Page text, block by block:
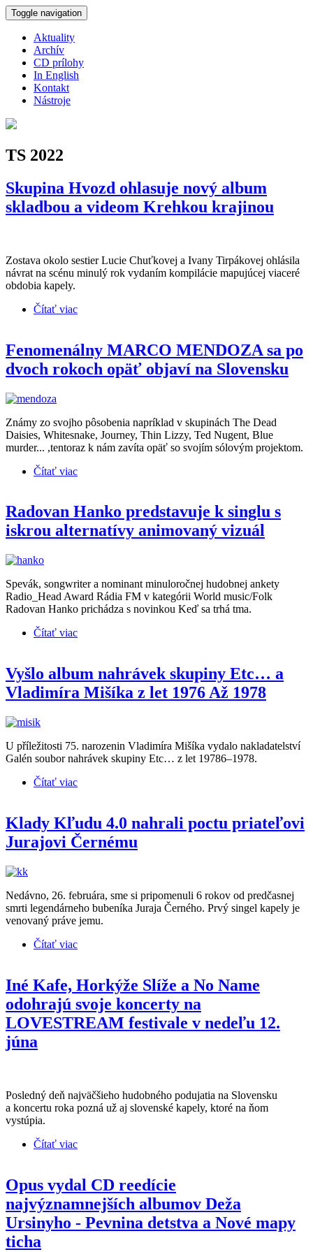
Skočiť na hlavný obsah
Toggle navigation
Aktuality
Archív
CD prílohy
In English
Kontakt
Nástroje
TS 2022
Skupina Hvozd ohlasuje nový album
skladbou a videom Krehkou krajinou
Zostava okolo sestier Lucie Chuťkovej a Ivany Tirpákovej ohlásila
návrat na scénu minulý rok vydaním kompilácie mapujúcej viaceré
obdobia kapely.
Čítať viac
Fenomenálny MARCO MENDOZA sa po
dvoch rokoch opäť objaví na Slovensku
Známy zo svojho pôsobenia napríklad v skupinách The Dead
Daisies, Whitesnake, Journey, Thin Lizzy, Ted Nugent, Blue
murder... ,tentoraz k nám zavíta opäť so svojím sólovým projektom.
Čítať viac
Radovan Hanko predstavuje k singlu s
iskrou alternatívy animovaný vizuál
Spevák, songwriter a nominant minuloročnej hudobnej ankety
Radio_Head Award Rádia FM v kategórii World music/Folk
Radovan Hanko prichádza s novinkou Keď sa trhá tma.
Čítať viac
Vyšlo album nahrávek skupiny Etc… a
Vladimíra Mišíka z let 1976 Až 1978
U příležitosti 75. narozenin Vladimíra Mišíka vydalo nakladatelství
Galén soubor nahrávek skupiny Etc… z let 19786–1978.
Čítať viac
Klady Kľudu 4.0 nahrali poctu priateľovi
Jurajovi Černému
Nedávno, 26. februára, sme si pripomenuli 6 rokov od predčasnej
smrti legendárneho bubeníka Juraja Černého. Prvý singel kapely je
venovaný práve jemu.
Čítať viac
Iné Kafe, Horkýže Slíže a No Name
odohrajú svoje koncerty na
LOVESTREAM festivale v nedeľu 12.
júna
Posledný deň najväčšieho hudobného podujatia na Slovensku
a koncertu roka pozná už aj slovenské kapely, ktoré na ňom
vystúpia.
Čítať viac
Opus vydal CD reedície
najvýznamnejších albumov Deža
Ursinyho - Pevnina detstva a Nové mapy
ticha